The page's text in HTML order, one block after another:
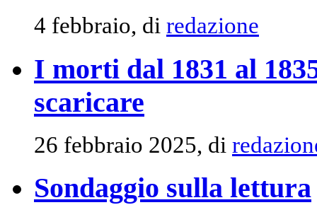
4 febbraio, di redazione
I morti dal 1831 al
scaricare
26 febbraio 2025, di
Sondaggio sulla lettura